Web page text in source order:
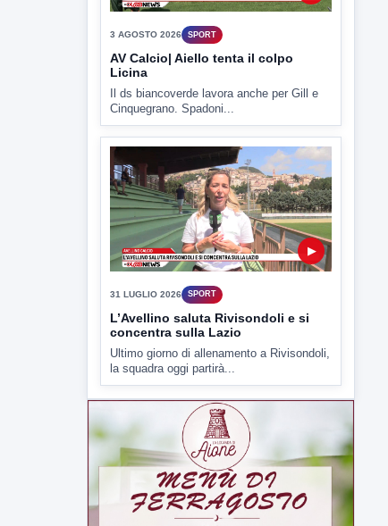
Licina
Il ds biancoverde lavora anche per Gill e
Cinquegrano. Spadoni...
▶
31 LUGLIO 2026 SPORT
L’Avellino saluta Rivisondoli e si
concentra sulla Lazio
Ultimo giorno di allenamento a Rivisondoli,
la squadra oggi partirà...